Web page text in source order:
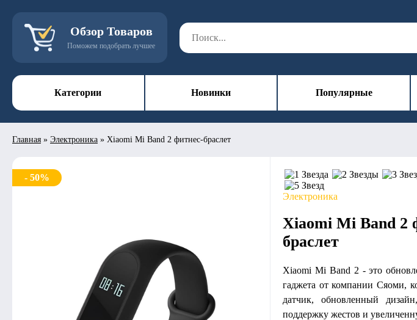
Обзор Товаров
Поможем подобрать лучшее
Категории Новинки Популярные
Главная » Электроника » Xiaomi Mi Band 2 фитнес-браслет
- 50%
Электроника
Xiaomi Mi Band 2
браслет
Xiaomi Mi Band 2 - это
гаджета от компании Сяоми,
датчик, обновленный
поддержку жестов и